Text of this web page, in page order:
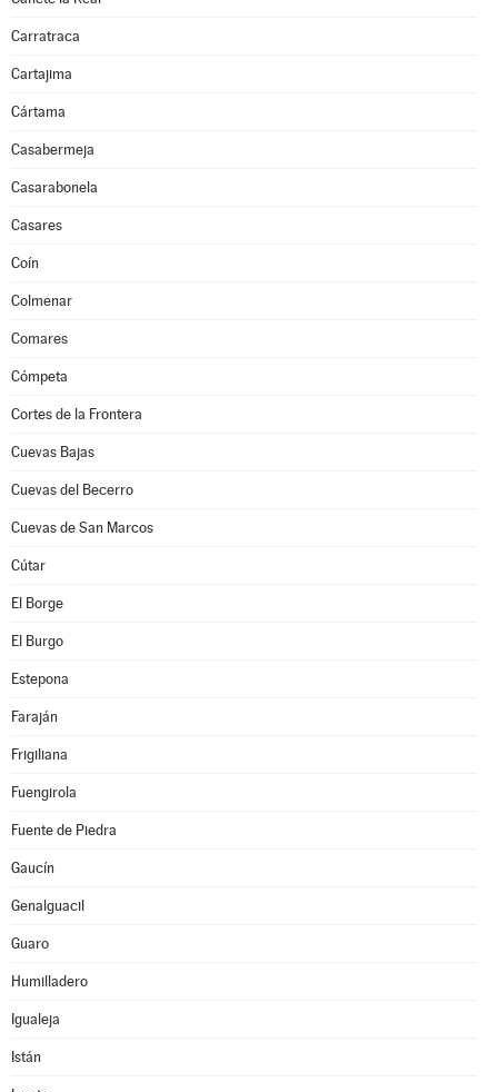
Carratraca
Cartajima
Cártama
Casabermeja
Casarabonela
Casares
Coín
Colmenar
Comares
Cómpeta
Cortes de la Frontera
Cuevas Bajas
Cuevas del Becerro
Cuevas de San Marcos
Cútar
El Borge
El Burgo
Estepona
Faraján
Frigiliana
Fuengirola
Fuente de Piedra
Gaucín
Genalguacil
Guaro
Humilladero
Igualeja
Istán